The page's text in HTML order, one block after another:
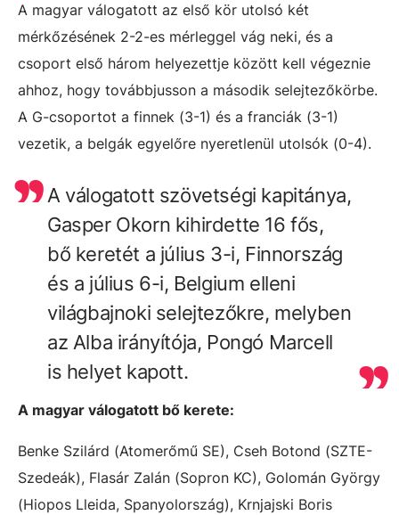
A magyar válogatott az első kör utolsó két
mérkőzésének 2-2-es mérleggel vág neki, és a
csoport első három helyezettje között kell végeznie
ahhoz, hogy továbbjusson a második selejtezőkörbe.
A G-csoportot a finnek (3-1) és a franciák (3-1)
vezetik, a belgák egyelőre nyeretlenül utolsók (0-4).
A válogatott szövetségi kapitánya,
Gasper Okorn kihirdette 16 fős,
bő keretét a július 3-i, Finnország
és a július 6-i, Belgium elleni
világbajnoki selejtezőkre, melyben
az Alba irányítója, Pongó Marcell
is helyet kapott.
A magyar válogatott bő kerete:
Benke Szilárd (Atomerőmű SE), Cseh Botond (SZTE-
Szedeák), Flasár Zalán (Sopron KC), Golomán György
(Hiopos Lleida, Spanyolország), Krnjajski Boris